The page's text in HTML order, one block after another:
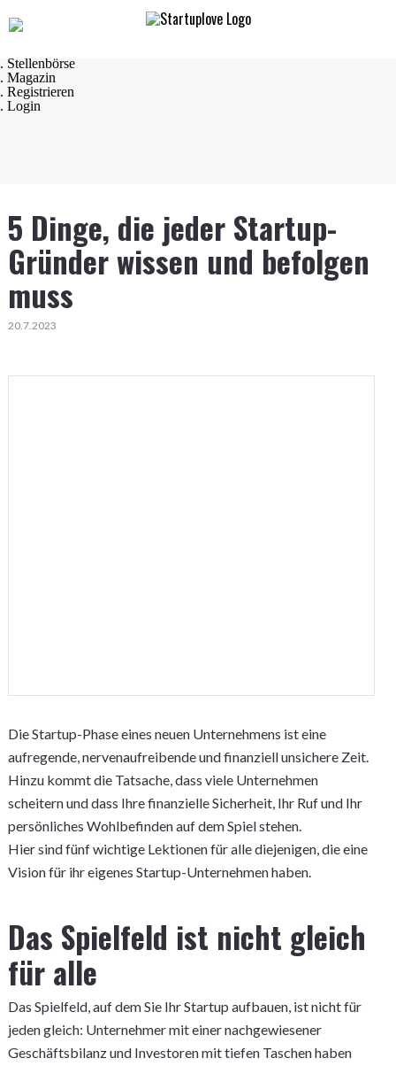
. Startseite
. Startups
. Stellenbörse
. Magazin
. Registrieren
. Login
5 Dinge, die jeder Startup-
Gründer wissen und befolgen
muss
20.7.2023
Die Startup-Phase eines neuen Unternehmens ist eine
aufregende, nervenaufreibende und finanziell unsichere Zeit.
Hinzu kommt die Tatsache, dass viele Unternehmen
scheitern und dass Ihre finanzielle Sicherheit, Ihr Ruf und Ihr
persönliches Wohlbefinden auf dem Spiel stehen.
Hier sind fünf wichtige Lektionen für alle diejenigen, die eine
Vision für ihr eigenes Startup-Unternehmen haben.
Das Spielfeld ist nicht gleich
für alle
Das Spielfeld, auf dem Sie Ihr Startup aufbauen, ist nicht für
jeden gleich: Unternehmer mit einer nachgewiesener
Geschäftsbilanz und Investoren mit tiefen Taschen haben